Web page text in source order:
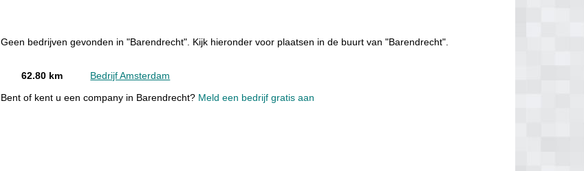
Geen bedrijven gevonden in "Barendrecht". Kijk hieronder voor plaatsen in de buurt van "Barendrecht".
62.80 km Bedrijf Amsterdam
Bent of kent u een company in Barendrecht? Meld een bedrijf gratis aan